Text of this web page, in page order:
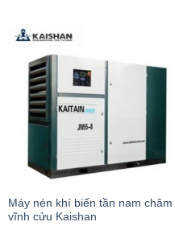
Máy nén khí biến tần nam châm
vĩnh cửu Kaishan